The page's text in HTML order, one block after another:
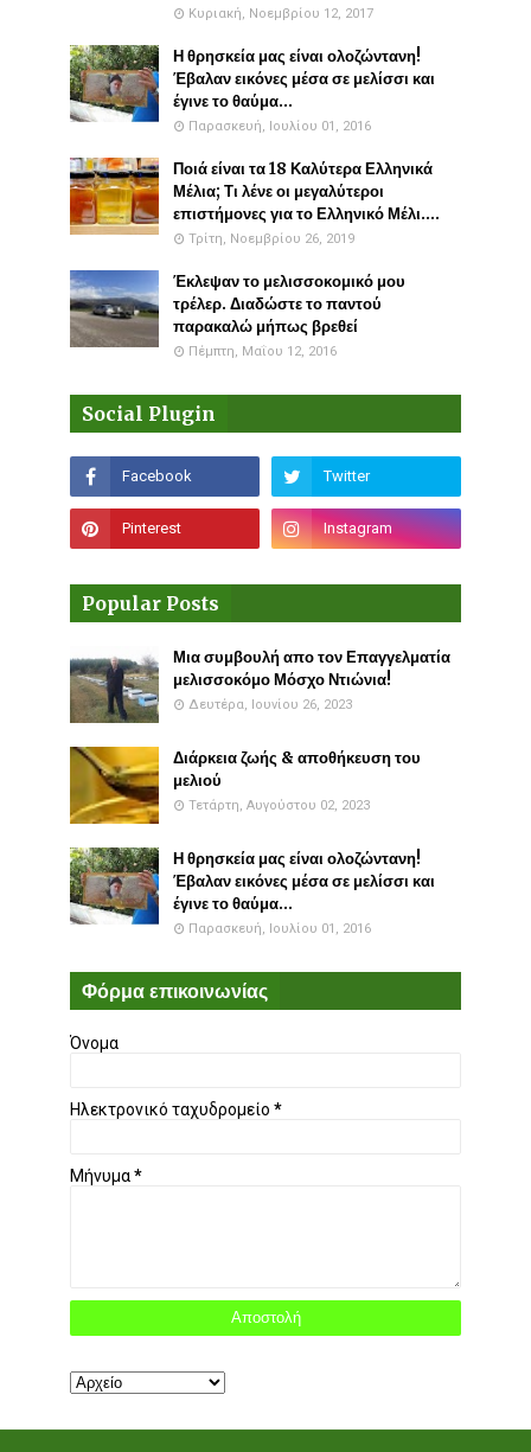
Κυριακή, Νοεμβρίου 12, 2017
Η θρησκεία μας είναι ολοζώντανη!
Έβαλαν εικόνες μέσα σε μελίσσι και
έγινε το θαύμα...
Παρασκευή, Ιουλίου 01, 2016
Ποιά είναι τα 18 Καλύτερα Ελληνικά
Μέλια; Τι λένε οι μεγαλύτεροι
επιστήμονες για το Ελληνικό Μέλι....
Τρίτη, Νοεμβρίου 26, 2019
Έκλεψαν το μελισσοκομικό μου
τρέλερ. Διαδώστε το παντού
παρακαλώ μήπως βρεθεί
Πέμπτη, Μαΐου 12, 2016
Social Plugin
Popular Posts
Μια συμβουλή απο τον Επαγγελματία
μελισσοκόμο Μόσχο Ντιώνια!
Δευτέρα, Ιουνίου 26, 2023
Διάρκεια ζωής & αποθήκευση του
μελιού
Τετάρτη, Αυγούστου 02, 2023
Η θρησκεία μας είναι ολοζώντανη!
Έβαλαν εικόνες μέσα σε μελίσσι και
έγινε το θαύμα...
Παρασκευή, Ιουλίου 01, 2016
Φόρμα επικοινωνίας
Όνομα
Ηλεκτρονικό ταχυδρομείο *
Μήνυμα*